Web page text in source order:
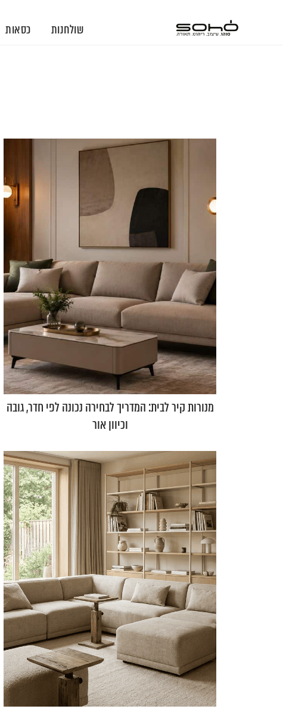
שולחנות כסאות
מנורות קיר לבית: המדריך לבחירה נכונה לפי חדר, גובה
וכיוון אור